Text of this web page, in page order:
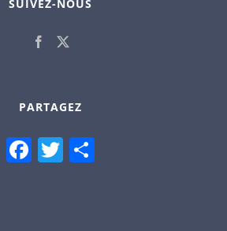
SUIVEZ-NOUS
PARTAGEZ
Facebook
Twitter